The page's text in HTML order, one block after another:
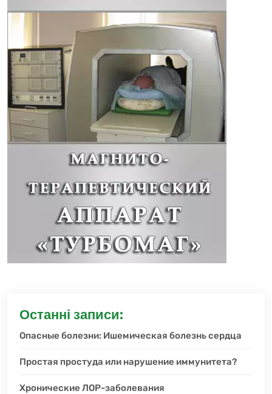
Останні записи:
Опасные болезни: Ишемическая болезнь сердца
Простая простуда или нарушение иммунитета?
Хронические ЛОР-заболевания